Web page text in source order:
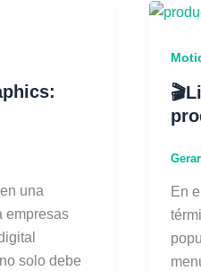
una
empresas
solo debe
En